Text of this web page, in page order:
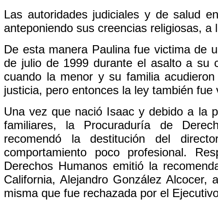
Las autoridades judiciales y de salud
anteponiendo sus creencias religiosas,
De esta manera Paulina fue victima de
de julio de 1999 durante el asalto a su
cuando la menor y su familia
justicia, pero entonces la ley también fue
Una vez que nació Isaac y debido a la
familiares, la Procuraduría de
recomendó la destitución del
comportamiento poco profesional.
Derechos Humanos emitió la
California, Alejandro González Alcocer,
misma que fue rechazada por el